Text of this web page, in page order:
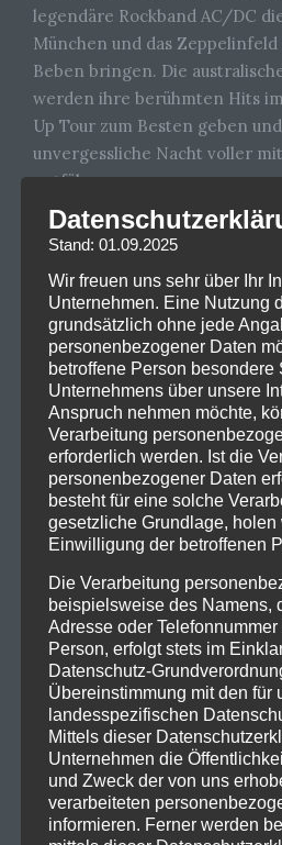
legendäre Rockband AC/DC
München und das
Beben bringen. Die
werden ihre berühmten Hits
Up Tour zum Besten geben
unvergessliche Nacht voller
entführen.
Seit den 1970er Jahren
Millionen von Fans mit ihrem
Sound und ihrer kraftvollen
über vier Jahrzehnten im
noch eine der
Musikgeschichte.
Die Konzerte in München und
versprechen, ein wahres
dem die Band ihre größten
Hell“, „Thunderstruck“ und
wird. Die Fans können sich auf
freuen, die von der
Angus Young geprägt ist.
Die Vorfreude in München
spürbar, und die Fans können
AC/DC live zu erleben. Die
Rockhauptstadt, wenn AC/DC
das Zeppelinfeld betreten und
unverkennbaren Energie
zweifellos ein Konzert sein,
Erinnerung bleiben wird.
Stand: 01.09.2025
Wir freuen uns sehr über Ihr
Unternehmen. Eine Nutzung
grundsätzlich ohne jede
personenbezogener Daten
betroffene Person besondere
Unternehmens über unsere
Anspruch nehmen möchte,
Verarbeitung
erforderlich werden. Ist die
personenbezogener Daten
besteht für eine solche
gesetzliche Grundlage,
Einwilligung der betroffenen
Die Verarbeitung
beispielsweise des Namens,
Adresse oder
Person, erfolgt stets im
Datenschutz-
Übereinstimmung mit den für
landesspezifischen
Mittels dieser
Unternehmen die
und Zweck der von uns
verarbeiteten
informieren. Ferner werden